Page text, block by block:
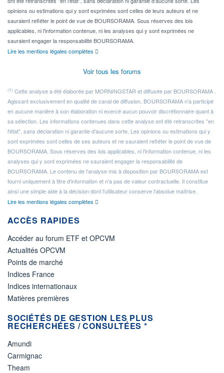
opinions ou estimations qui y sont exprimées sont celles de leurs auteurs et ne
sauraient refléter le point de vue de BOURSORAMA. Sous réserves des lois
applicables, ni l'information contenue, ni les analyses qui y sont exprimées ne
sauraient engager la responsabilité BOURSORAMA.
Lire les mentions légales complètes
Voir tous les forums
(1) Cette analyse a été élaborée par MORNINGSTAR et diffusée par BOURSORAMA .
Agissant exclusivement en qualité de canal de diffusion, BOURSORAMA n'a participé
en aucune manière à son élaboration ni exercé aucun pouvoir discrétionnaire quant à
sa sélection. Les informations contenues dans cette analyse ont été retranscrites "en
l'état", sans déclaration ni garantie d'aucune sorte. Les opinions ou estimations qui y
sont exprimées sont celles de ses auteurs et ne sauraient refléter le point de vue de
BOURSORAMA. Sous réserves des lois applicables, ni l'information contenue, ni les
analyses qui y sont exprimées ne sauraient engager la responsabilité de
BOURSORAMA. Le contenu de l'analyse mis à disposition par BOURSORAMA est
fourni uniquement à titre d'information et n'a pas de valeur contractuelle. Il constitue
ainsi une simple aide à la décision dont l'utilisateur conserve l'absolue maîtrise.
Lire les mentions légales complètes
ACCÈS RAPIDES
Accéder au forum ETF et OPCVM
Actualités OPCVM
Points de marché
Indices France
Indices internationaux
Matières premières
SOCIÉTÉS DE GESTION LES PLUS
RECHERCHÉES / CONSULTÉES *
Amundi
Carmignac
Theam